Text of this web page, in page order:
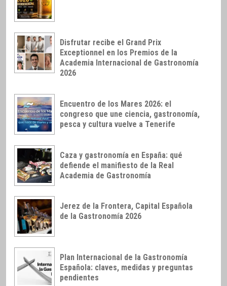
Disfrutar recibe el Grand Prix
Exceptionnel en los Premios de la
Academia Internacional de Gastronomía
2026
Encuentro de los Mares 2026: el
congreso que une ciencia, gastronomía,
pesca y cultura vuelve a Tenerife
Caza y gastronomía en España: qué
defiende el manifiesto de la Real
Academia de Gastronomía
Jerez de la Frontera, Capital Española
de la Gastronomía 2026
Plan Internacional de la Gastronomía
Española: claves, medidas y preguntas
pendientes